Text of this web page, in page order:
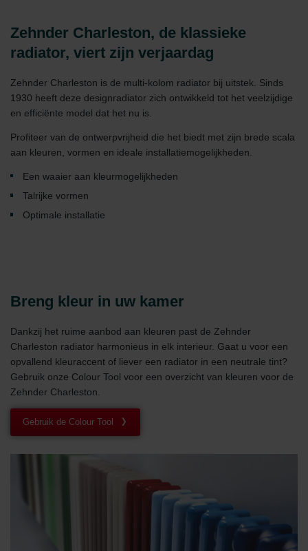
Zehnder Charleston, de klassieke
radiator, viert zijn verjaardag
Zehnder Charleston is de multi-kolom radiator bij uitstek. Sinds
1930 heeft deze designradiator zich ontwikkeld tot het veelzijdige
en efficiënte model dat het nu is.
Profiteer van de ontwerpvrijheid die het biedt met zijn brede scala
aan kleuren, vormen en ideale installatiemogelijkheden.
Een waaier aan kleurmogelijkheden
Talrijke vormen
Optimale installatie
Breng kleur in uw kamer
Dankzij het ruime aanbod aan kleuren past de Zehnder
Charleston radiator harmonieus in elk interieur. Gaat u voor een
opvallend kleuraccent of liever een radiator in een neutrale tint?
Gebruik onze Colour Tool voor een overzicht van kleuren voor de
Zehnder Charleston.
Gebruik de Colour Tool